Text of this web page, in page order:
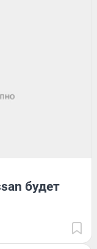
будет